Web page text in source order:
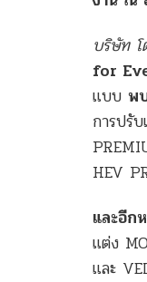
บริษัท โ
for
แบบ พ
การปรั
HEV
และอีก
แต่ง
และ